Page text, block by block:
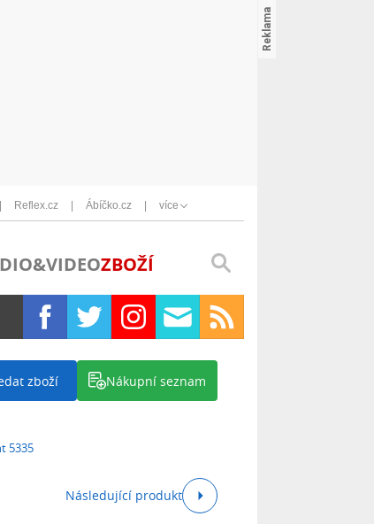
Reflex.cz Ábíčko.cz více
ZBOŽÍ
zboží Nákupní seznam
5335
Následující produkt